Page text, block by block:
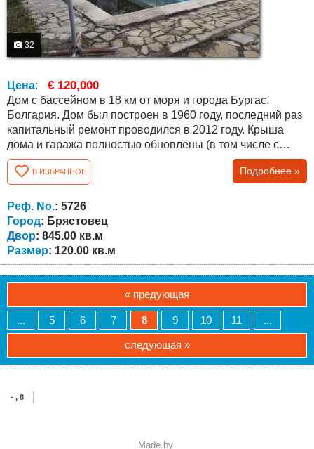
32
Цена: € 120,000
Дом с бассейном в 18 км от моря и города Бургас,
Болгария. Дом был построен в 1960 году, последний раз
капитальный ремонт проводился в 2012 году. Крыша
дома и гаража полностью обновлены (в том числе с
новыми балками). Общая площадь дома составляет 120
кв.м. два этажа, второй с отдельным входом. На первом
этаже есть гостиная с кухней и столовой, спальня и
наружный туалет, который можно легко подключить к
дому. Наружная лестница...
В ИЗБРАННОЕ Подробнее »
Реф. No.: 5726
Город: Брястовец
Двор: 845.00 кв.м
Размер: 120.00 кв.м
« предующая
... 5 6 7 8 9 10 11 ...
следующая »
- , 8
Made by